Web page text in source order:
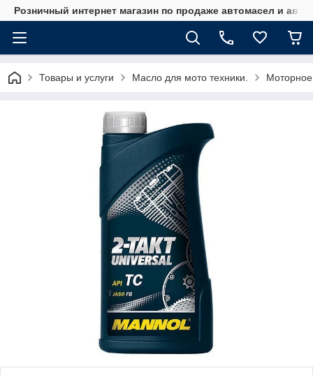
Розничный интернет магазин по продаже автомасел и
Товары и услуги Масло для мото техники.